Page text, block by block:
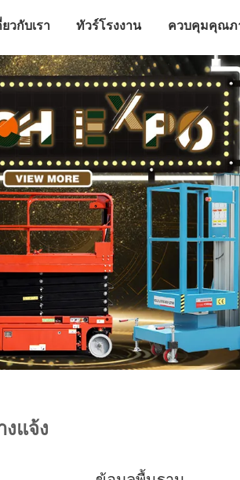
ยวกับเรา ทัวร์โรงงาน ควบคุมคุณภ
แจ้ง